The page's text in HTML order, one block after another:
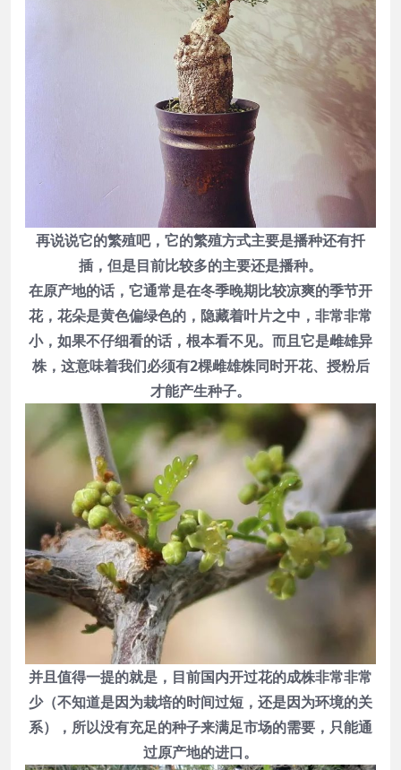
再说说它的繁殖吧，它的繁殖方式主要是播种还有扦
插，但是目前比较多的主要还是播种。
在原产地的话，它通常是在冬季晚期比较凉爽的季节开
花，花朵是黄色偏绿色的，隐藏着叶片之中，非常非常
小，如果不仔细看的话，根本看不见。而且它是雌雄异
株，这意味着我们必须有2棵雌雄株同时开花、授粉后
才能产生种子。
并且值得一提的就是，目前国内开过花的成株非常非常
少（不知道是因为栽培的时间过短，还是因为环境的关
系），所以没有充足的种子来满足市场的需要，只能通
过原产地的进口。